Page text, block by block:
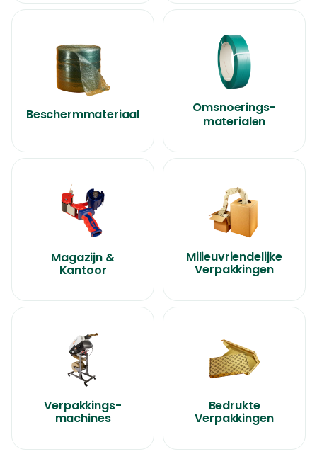
Beschermmateriaal
Omsnoerings-
materialen
Magazijn &
Kantoor
Milieuvriendelijke
Verpakkingen
Verpakkings-
machines
Bedrukte
Verpakkingen